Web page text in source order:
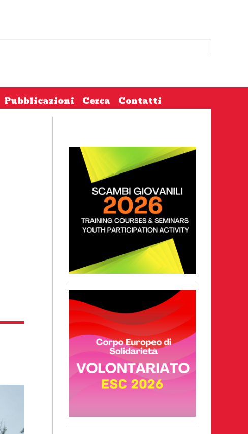
Pubblicazioni Cerca Contatti